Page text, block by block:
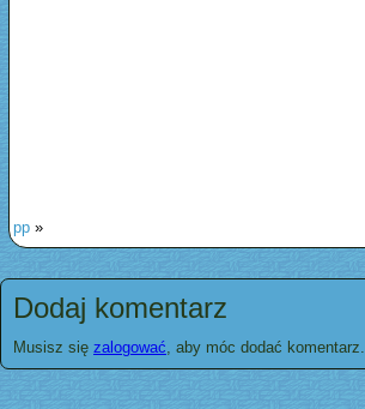
pp »
Dodaj komentarz
Musisz się zalogować, aby móc dodać komentarz.